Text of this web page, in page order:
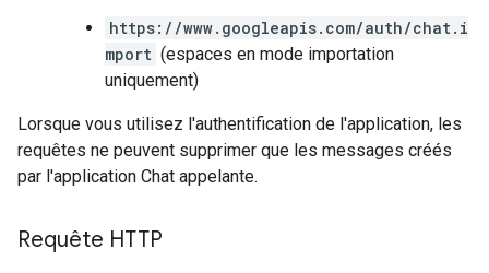
https://www.googleapis.com/auth/chat.i
mport (espaces en mode importation
uniquement)
Lorsque vous utilisez l'authentification de l'application, les
requêtes ne peuvent supprimer que les messages créés
par l'application Chat appelante.
Requête HTTP